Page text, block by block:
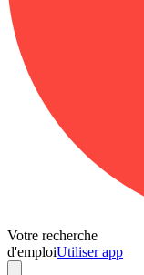
Votre recherche
d'emploiUtiliser app